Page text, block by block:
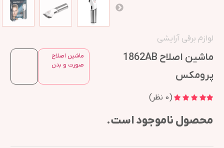
لوازم برقی آرایشی
ماشین اصلاح 1862AB
پرومکس
ماشین اصلاح
صورت و بدن
(
0 نظر)
محصول ناموجود است.